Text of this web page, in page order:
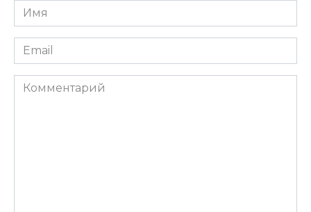
Имя
*
Email
*
Комментарий